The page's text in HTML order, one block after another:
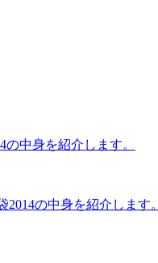
の中身を紹介します。
2014の中身を紹介します。